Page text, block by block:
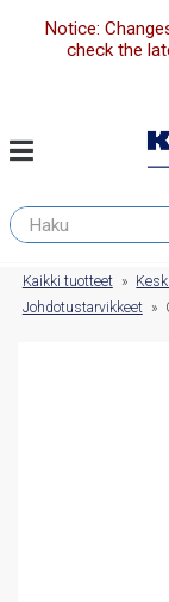
Notice:
check the
Kaikki tuotteet »
Johdotustarvikkeet »